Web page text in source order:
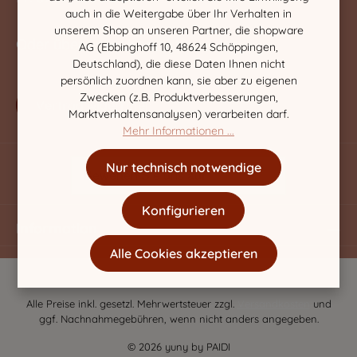
Oder über unserKontaktformular.
Vertrag widerrufen
Information
© 2026 yuny by PAIDI
Alle Preise inkl. gesetzl. Mehrwertsteuer zzgl.
und
ggf. Nachnahmegebühren, wenn nicht anders angegeben.
auch in die Weitergabe über Ihr Verhalten in
unserem Shop an unseren Partner, die shopware
AG (Ebbinghoff 10, 48624 Schöppingen,
Deutschland), die diese Daten Ihnen nicht
persönlich zuordnen kann, sie aber zu eigenen
Zwecken (z.B. Produktverbesserungen,
Marktverhaltensanalysen) verarbeiten darf.
Mehr Informationen ...
Nur technisch notwendige
Konfigurieren
Alle Cookies akzeptieren